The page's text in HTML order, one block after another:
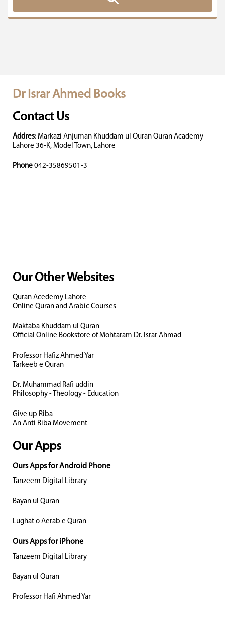
Dr Israr Ahmed Books
Contact Us
Addres: Markazi Anjuman Khuddam ul Quran Quran Academy
Lahore 36-K, Model Town, Lahore
Phone 042-35869501-3
Our Other Websites
Quran Acedemy Lahore
Online Quran and Arabic Courses
Maktaba Khuddam ul Quran
Official Online Bookstore of Mohtaram Dr. Israr Ahmad
Professor Hafiz Ahmed Yar
Tarkeeb e Quran
Dr. Muhammad Rafi uddin
Philosophy - Theology - Education
Give up Riba
An Anti Riba Movement
Our Apps
Ours Apps for Android Phone
Tanzeem Digital Library
Bayan ul Quran
Lughat o Aerab e Quran
Ours Apps for iPhone
Tanzeem Digital Library
Bayan ul Quran
Professor Hafi Ahmed Yar